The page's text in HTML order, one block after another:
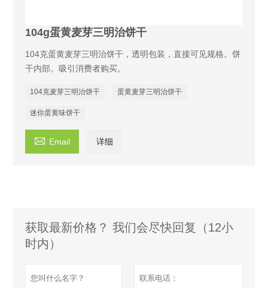
104g蛋黄麦芽三明治饼干
104克蛋黄麦芽三明治饼干，透明包装，直接可见规格。饼
干内部。吸引消费者购买。
104克麦芽三明治饼干 蛋黄麦芽三明治饼干
迷你蛋黄味饼干
 Email 详细
获取最新价格？ 我们会尽快回复（12小
时内）